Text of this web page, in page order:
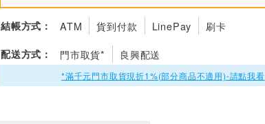
結帳方式： ATM 貨到付款 LinePay 刷卡
配送方式： 門市取貨* 良興配送
*滿千元門市取貨現折1%(部分商品不適用)-請點我看